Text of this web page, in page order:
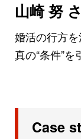
山崎 努
婚活の行方を
真の“条件”
Case